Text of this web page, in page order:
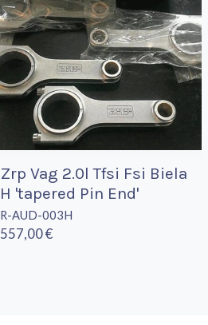
Zrp Vag 2.0l Tfsi Fsi Biela
H 'tapered Pin End'
R-AUD-003H
557,00 €